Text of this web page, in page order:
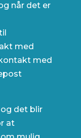
når det er
med
med
det blir
at